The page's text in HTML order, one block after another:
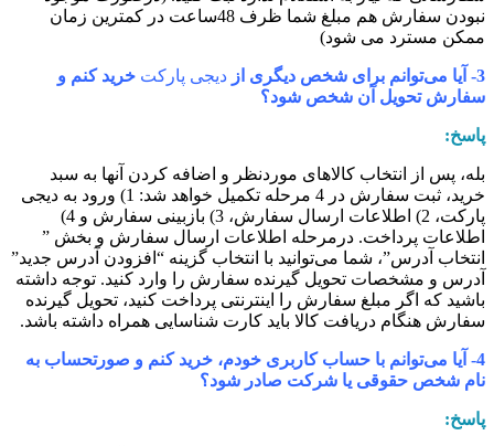
نبودن سفارش هم مبلغ شما ظرف 48ساعت در کمترین زمان
مسترد می شود)
دیجی پارکتخرید کنم و
تحویل آن شخص شود؟
پس از انتخاب کالاهای موردنظر و اضافه کردن آنها به سبد
خرید، ثبت سفارش در 4 مرحله تکمیل خواهد شد: 1) ورود به دیجی
پارکت، 2) اطلاعات ارسال سفارش، 3) بازبینی سفارش و 4)
پرداخت. درمرحله اطلاعات ارسال سفارش و بخش ”
آدرس”، شما می‌توانید با انتخاب گزینه “افزودن آدرس جدید”
و مشخصات تحویل گیرنده سفارش را وارد کنید. توجه داشته
که اگر مبلغ سفارش را اینترنتی پرداخت کنید، تحویل گیرنده
هنگام دریافت کالا باید کارت شناسایی همراه داشته باشد.
4- آیا می‌توانم با حساب کاربری خودم، خرید کنم و صورتحساب به
شخص حقوقی یا شرکت صادر شود؟